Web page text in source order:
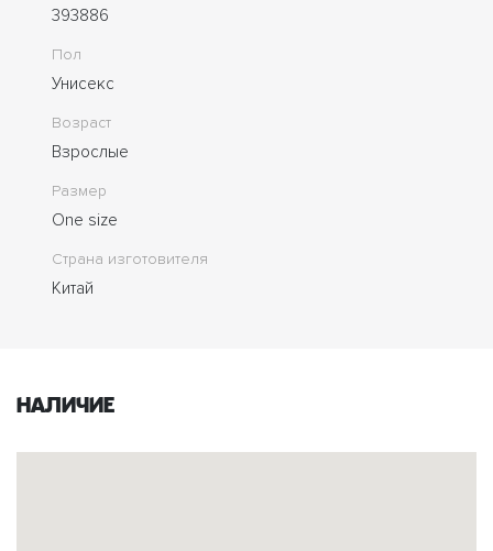
393886
Пол
Унисекс
Возраст
Взрослые
Размер
One size
Страна изготовителя
Китай
Наличие